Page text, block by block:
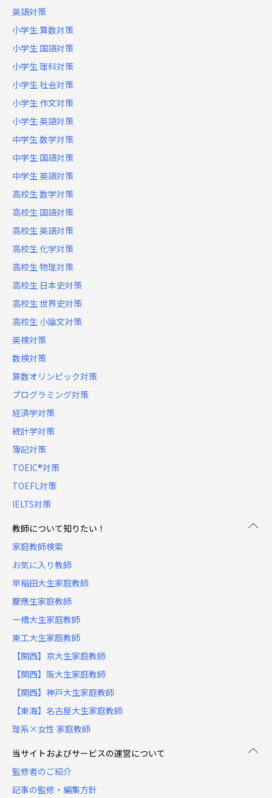
英語対策
小学生 算数対策
小学生 国語対策
小学生 理科対策
小学生 社会対策
小学生 作文対策
小学生 英語対策
中学生 数学対策
中学生 国語対策
中学生 英語対策
高校生 数学対策
高校生 国語対策
高校生 英語対策
高校生 化学対策
高校生 物理対策
高校生 日本史対策
高校生 世界史対策
高校生 小論文対策
英検対策
数検対策
算数オリンピック対策
プログラミング対策
経済学対策
統計学対策
簿記対策
TOEIC®対策
TOEFL対策
IELTS対策
教師について知りたい！
家庭教師検索
お気に入り教師
早稲田大生家庭教師
慶應生家庭教師
一橋大生家庭教師
東工大生家庭教師
【関西】京大生家庭教師
【関西】阪大生家庭教師
【関西】神戸大生家庭教師
【東海】名古屋大生家庭教師
理系×女性 家庭教師
当サイトおよびサービスの運営について
監修者のご紹介
記事の監修・編集方針